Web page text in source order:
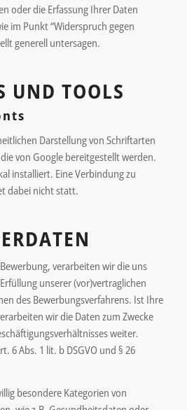
oder die Erfassung Ihrer Daten
im Punkt “Widerspruch gegen
generell untersagen.
UND TOOLS
Darstellung von Schriftarten
von Google bereitgestellt werden.
installiert. Eine Verbindung zu
dabei nicht statt.
verarbeiten wir die uns
unserer (vor)vertraglichen
des Bewerbungsverfahrens. Ist Ihre
wir die Daten zum Zwecke
weiter.
6 Abs. 1 lit. b DSGVO und § 26
besondere Kategorien von